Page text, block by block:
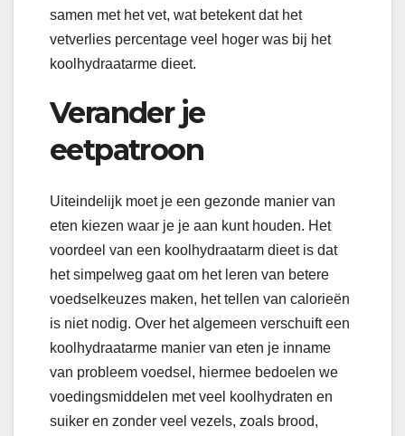
samen met het vet, wat betekent dat het
vetverlies percentage veel hoger was bij het
koolhydraatarme dieet.
Verander je
eetpatroon
Uiteindelijk moet je een gezonde manier van
eten kiezen waar je je aan kunt houden. Het
voordeel van een koolhydraatarm dieet is dat
het simpelweg gaat om het leren van betere
voedselkeuzes maken, het tellen van calorieën
is niet nodig. Over het algemeen verschuift een
koolhydraatarme manier van eten je inname
van probleem voedsel, hiermee bedoelen we
voedingsmiddelen met veel koolhydraten en
suiker en zonder veel vezels, zoals brood,